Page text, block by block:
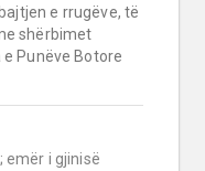
e rrugëve, të
shërbimet
Punëve Botore
emër i gjinisë